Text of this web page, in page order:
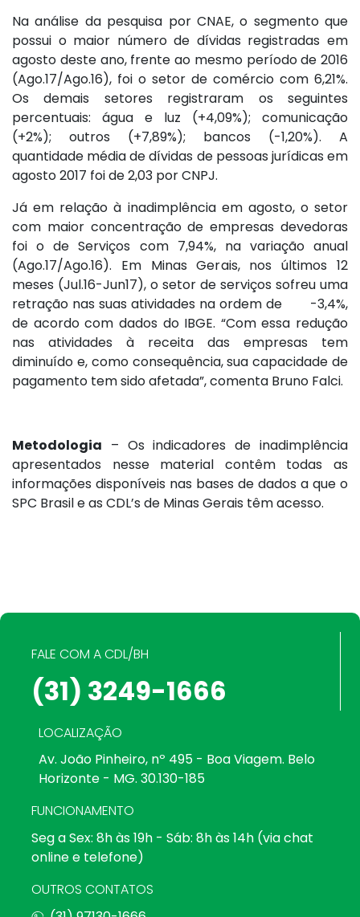
Na análise da pesquisa por CNAE, o segmento que
possui o maior número de dívidas registradas em
agosto deste ano, frente ao mesmo período de 2016
(Ago.17/Ago.16), foi o setor de comércio com 6,21%.
Os demais setores registraram os seguintes
percentuais: água e luz (+4,09%); comunicação
(+2%); outros (+7,89%); bancos (-1,20%). A
quantidade média de dívidas de pessoas jurídicas em
agosto 2017 foi de 2,03 por CNPJ.
Já em relação à inadimplência em agosto, o setor
com maior concentração de empresas devedoras
foi o de Serviços com 7,94%, na variação anual
(Ago.17/Ago.16). Em Minas Gerais, nos últimos 12
meses (Jul.16-Jun17), o setor de serviços sofreu uma
retração nas suas atividades na ordem de -3,4%,
de acordo com dados do IBGE. “Com essa redução
nas atividades à receita das empresas tem
diminuído e, como consequência, sua capacidade de
pagamento tem sido afetada”, comenta Bruno Falci.
Metodologia – Os indicadores de inadimplência
apresentados nesse material contêm todas as
informações disponíveis nas bases de dados a que o
SPC Brasil e as CDL’s de Minas Gerais têm acesso.
FALE COM A CDL/BH
(31) 3249-1666
LOCALIZAÇÃO
Av. João Pinheiro, nº 495 - Boa Viagem. Belo
Horizonte - MG. 30.130-185
FUNCIONAMENTO
Seg a Sex: 8h às 19h - Sáb: 8h às 14h (via chat
online e telefone)
OUTROS CONTATOS